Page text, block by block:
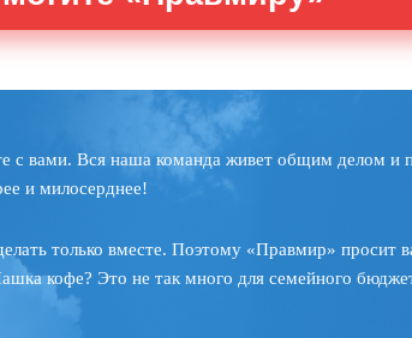
с вами. Вся наша команда живет общим делом и
и милосерднее!
только вместе. Поэтому «Правмир» просит
кофе? Это не так много для семейного